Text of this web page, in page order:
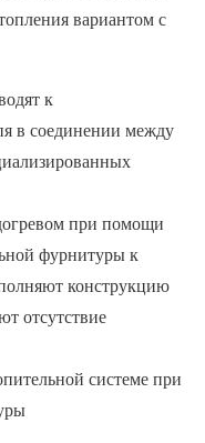
вариантом с
к
в соединении между
при помощи
фурнитуры к
конструкцию
отсутствие
системе при